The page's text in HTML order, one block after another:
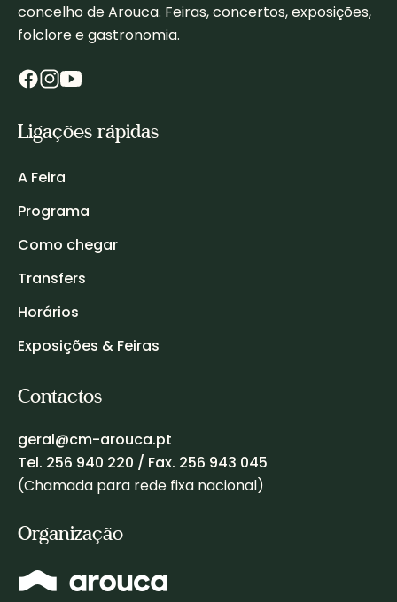
concelho de Arouca. Feiras, concertos, exposições,
folclore e gastronomia.
Ligações rápidas
A Feira
Programa
Como chegar
Transfers
Horários
Exposições & Feiras
Contactos
geral@cm-arouca.pt
Tel. 256 940 220 / Fax. 256 943 045
(Chamada para rede fixa nacional)
Organização